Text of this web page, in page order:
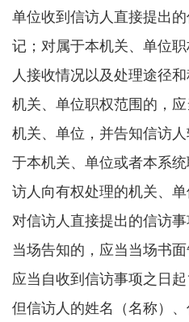
单位收到信访人直接提出
记；对属于本机关、单位
人接收情况以及处理途径
机关、单位职权范围的，
机关、单位，并告知信访
于本机关、单位或者本系
访人向有权处理的机关、单
对信访人直接提出的信访
当场告知的，应当当场书
应当自收到信访事项之日
但信访人的姓名（名称）、